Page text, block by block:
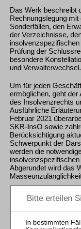
Das Werk beschreibt
Rechnungslegung
Sonderfällen, den
der Verzeichnisse,
Prüfung der
besondere
und Verwalterwechsel.
Um für jeden
ermöglichen, geht der
des Insolvenzrechts
Ausführliche
Februar 2021
SKR-InsO sowie
Berücksichtigung
Schwerpunkt der
werden die
Abgerundet wird das
Downloads
Vorwort